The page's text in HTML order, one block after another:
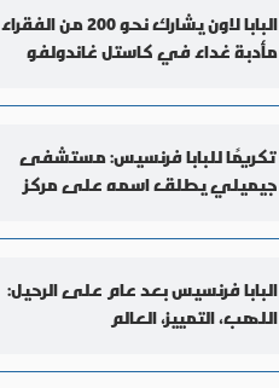
البابا لاون يشارك نحو 200 من الفقراء
مأدبة غداء في كاستل غاندولفو
تكريمًا للبابا فرنسيس: مستشفى
جيميلي يطلق اسمه على مركز
البابا فرنسيس بعد عام على الرحيل:
اللهب، التمييز، العالم